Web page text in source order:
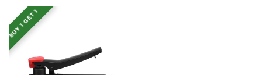
BUY 1 GET 1